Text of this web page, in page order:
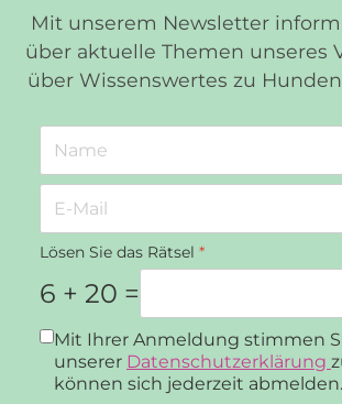
Mit unserem Newsletter
über aktuelle Themen unseres
über Wissenswertes zu
Lösen Sie das Rätsel *
6 + 20 =
Datenschutz*
Mit Ihrer Anmeldung stimmen
unserer Datenschutzerklärung
können sich jederzeit abmelden.